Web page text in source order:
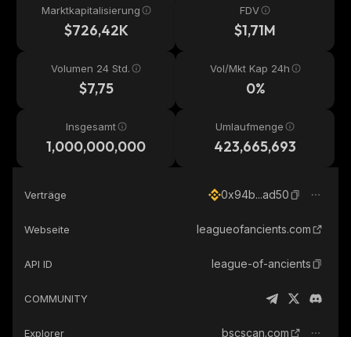
Marktkapitalisierung
$726,42K
FDV
$1,71M
Volumen 24 Std.
$7,75
Vol/Mkt Kap 24h
0%
Insgesamt
1,000,000,000
Umlaufmenge
423,665,693
Verträge 0x94b...ad50
Webseite leagueofancients.com
API ID league-of-ancients
COMMUNITY
Explorer bscscan.com